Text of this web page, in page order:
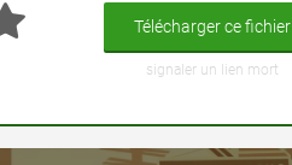
Télécharger ce fichier
signaler un lien mort